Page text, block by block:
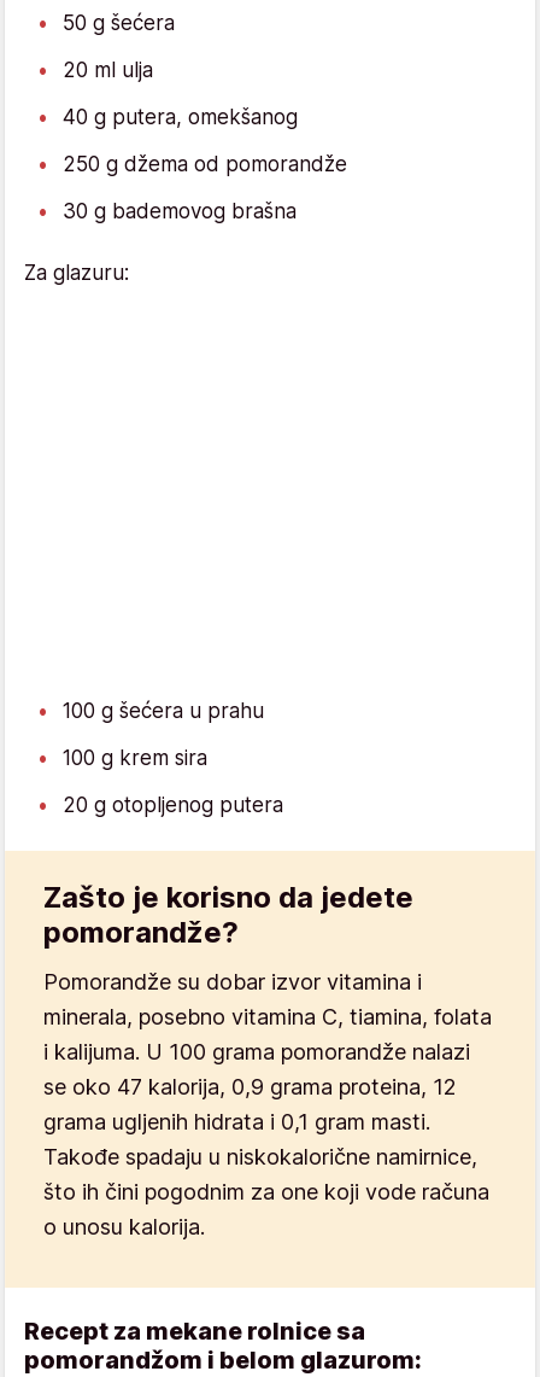
50 g šećera
20 ml ulja
40 g putera, omekšanog
250 g džema od pomorandže
30 g bademovog brašna
Za glazuru:
100 g šećera u prahu
100 g krem sira
20 g otopljenog putera
Zašto je korisno da jedete
pomorandže?
Pomorandže su dobar izvor vitamina i
minerala, posebno vitamina C, tiamina, folata
i kalijuma. U 100 grama pomorandže nalazi
se oko 47 kalorija, 0,9 grama proteina, 12
grama ugljenih hidrata i 0,1 gram masti.
Takođe spadaju u niskokalorične namirnice,
što ih čini pogodnim za one koji vode računa
o unosu kalorija.
Recept za mekane rolnice sa
pomorandžom i belom glazurom: